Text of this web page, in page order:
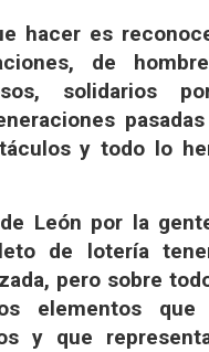
hacer es
de
solidarios
y todo lo
León por la
de lotería
pero sobre
elementos que
y que